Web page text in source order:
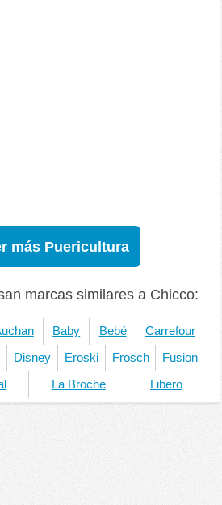
más Puericultura
marcas similares a Chicco:
Baby Bebé Carrefour
Disney Eroski Frosch Fusion
La Broche Libero